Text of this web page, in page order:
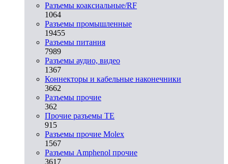
Разъeмы коаксиальные/RF
1064
Разъeмы промышленные
19455
Разъeмы питания
7989
Разъeмы аудио, видео
1367
Коннекторы и кабельные наконечники
3662
Разъeмы прочие
362
Прочие разъемы TE
915
Разъемы прочие Molex
1567
Разъемы Amphenol прочие
3617